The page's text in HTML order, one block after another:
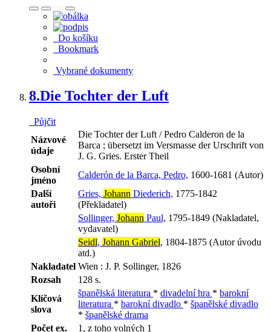
Do košíku
Bookmark
Vybrané dokumenty
8.Die Tochter der Luft
Půjčit
Názvové
údaje
Die Tochter der Luft / Pedro Calderon de la
Barca ; übersetzt im Versmasse der Urschrift von
J. G. Gries. Erster Theil
Osobní
jméno
Calderón de la Barca, Pedro, 1600-1681 (Autor)
Další
autoři
Gries, Johann Diederich, 1775-1842
(Překladatel)
Sollinger, Johann Paul, 1795-1849 (Nakladatel,
vydavatel)
Seidl, Johann Gabriel, 1804-1875 (Autor úvodu
atd.)
Nakladatel Wien : J. P. Sollinger, 1826
Rozsah
128 s.
Klíčová
slova
španělská literatura * divadelní hra * barokní
literatura * barokní divadlo * španělské divadlo
* španělské drama
Počet ex.
1, z toho volných 1